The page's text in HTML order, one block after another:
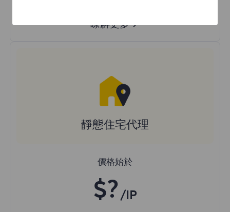
瞭解更多
靜態住宅代理
價格始於
$? /IP